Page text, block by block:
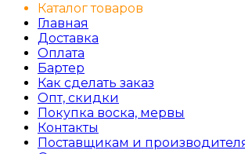
Каталог товаров
Главная
Доставка
Оплата
Бартер
Как сделать заказ
Опт, скидки
Покупка воска, мервы
Контакты
Поставщикам и